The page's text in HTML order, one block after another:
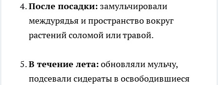
После посадки: замульчировали
междурядья и пространство вокруг
растений соломой или травой.
В течение лета: обновляли мульчу,
подсевали сидераты в освободившиеся